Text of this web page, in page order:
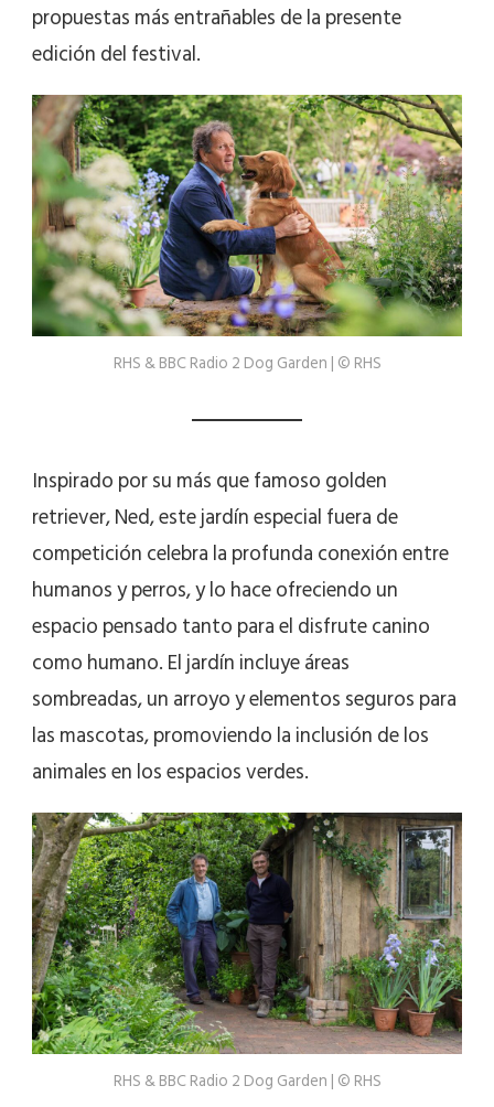
propuestas más entrañables de la presente
edición del festival.
RHS & BBC Radio 2 Dog Garden | © RHS
Inspirado por su más que famoso golden
retriever, Ned, este jardín especial fuera de
competición celebra la profunda conexión entre
humanos y perros, y lo hace ofreciendo un
espacio pensado tanto para el disfrute canino
como humano. El jardín incluye áreas
sombreadas, un arroyo y elementos seguros para
las mascotas, promoviendo la inclusión de los
animales en los espacios verdes.
RHS & BBC Radio 2 Dog Garden | © RHS